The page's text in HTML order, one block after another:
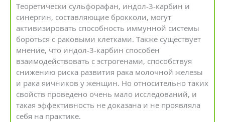
Теоретически сульфорафан, индол-3-карбин и
синергин, составляющие брокколи, могут
активизировать способность иммунной системы
бороться с раковыми клетками. Также существует
мнение, что индол-3-карбин способен
взаимодействовать с эстрогенами, способствуя
снижению риска развития рака молочной железы
и рака яичников у женщин. Но относительно таких
свойств проведено очень мало исследований, и
такая эффективность не доказана и не проявляла
себя на практике.